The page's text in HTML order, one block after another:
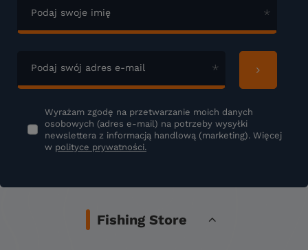
Podaj swoje imię
Podaj swój adres e-mail
Wyrażam zgodę na przetwarzanie moich danych
osobowych (adres e-mail) na potrzeby wysyłki
newslettera z informacją handlową (marketing). Więcej
w polityce prywatności.
Fishing Store